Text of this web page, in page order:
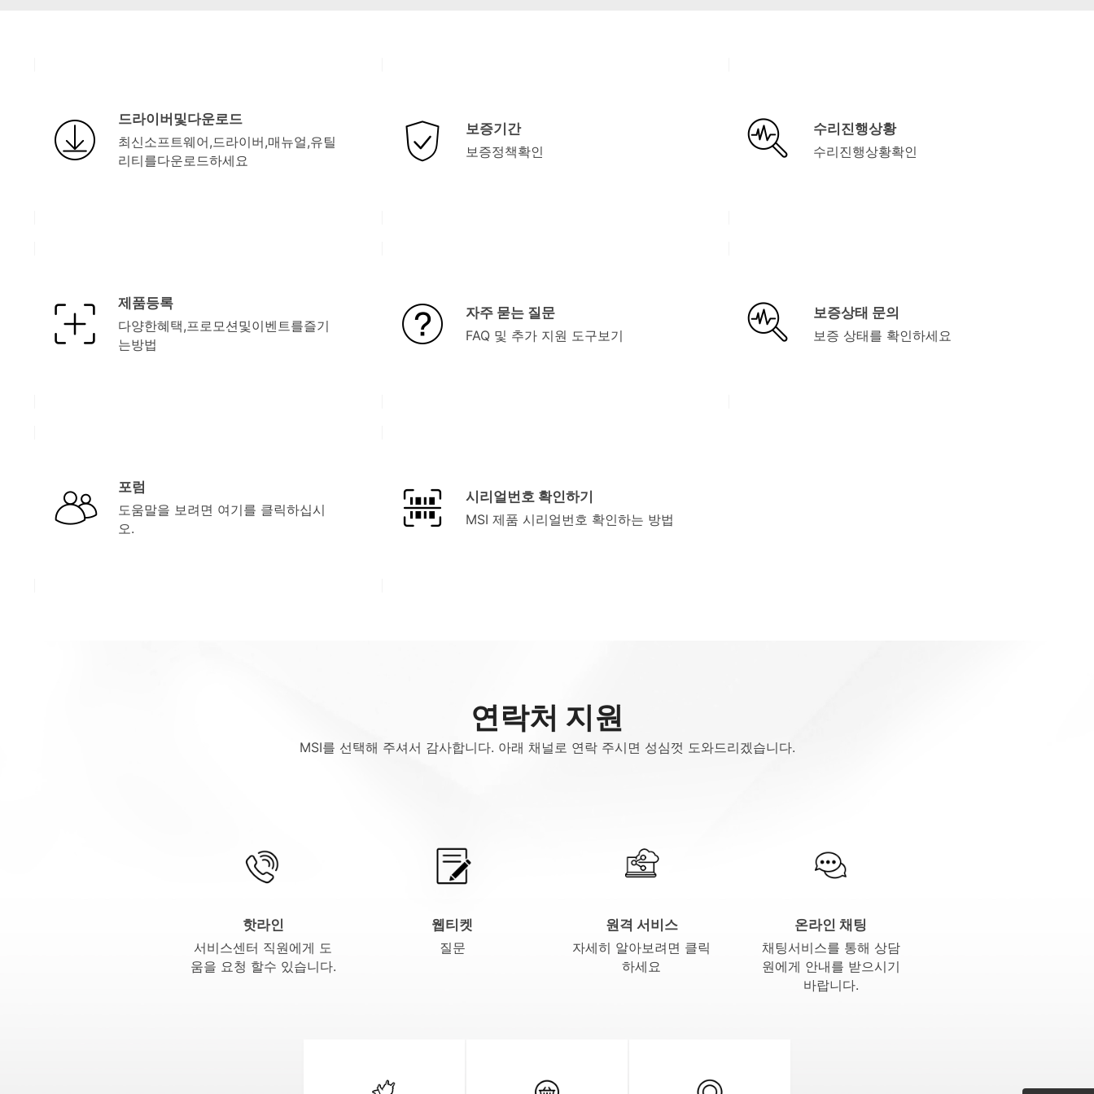
드라이버및다운로드
최신소프트웨어,드라이버,매뉴얼,유틸
리티를다운로드하세요
보증기간
보증정책확인
수리진행상황
수리진행상황확인
제품등록
다양한혜택,프로모션및이벤트를즐기
는방법
자주 묻는 질문
FAQ 및 추가 지원 도구보기
보증상태 문의
보증 상태를 확인하세요
포럼
도움말을 보려면 여기를 클릭하십시
오.
시리얼번호 확인하기
MSI 제품 시리얼번호 확인하는 방법
연락처 지원
MSI를 선택해 주셔서 감사합니다. 아래 채널로 연락 주시면 성심껏 도와드리겠습니다.
핫라인
서비스센터 직원에게 도
움을 요청 할수 있습니다.
웹티켓
질문
원격 서비스
자세히 알아보려면 클릭
하세요
온라인 채팅
채팅서비스를 통해 상담
원에게 안내를 받으시기
바랍니다.